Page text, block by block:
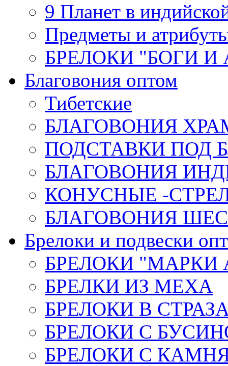
9 Планет в
Предметы и
БРЕЛОКИ "БОГИ И
Благовония оптом
Тибетские
БЛАГОВОНИЯ
ПОДСТАВКИ ПОД
БЛАГОВОНИЯ
КОНУСНЫЕ -
БЛАГОВОНИЯ
Брелоки и подвески
БРЕЛОКИ "МАРКИ
БРЕЛКИ ИЗ МЕХА
БРЕЛОКИ В
БРЕЛОКИ С
БРЕЛОКИ С